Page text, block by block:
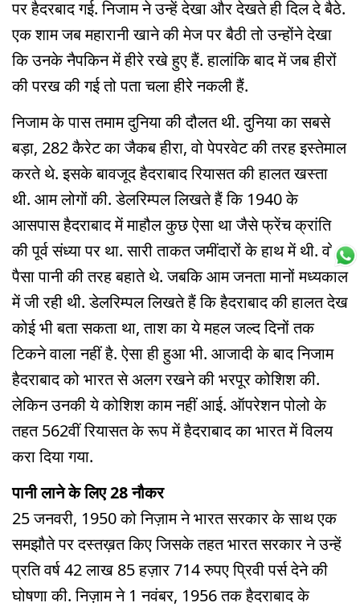
पर हैदरबाद गई. निजाम ने उन्हें देखा और देखते ही दिल दे बैठे.
एक शाम जब महारानी खाने की मेज पर बैठी तो उन्होंने देखा
कि उनके नैपकिन में हीरे रखे हुए हैं. हालांकि बाद में जब हीरों
की परख की गई तो पता चला हीरे नकली हैं.
निजाम के पास तमाम दुनिया की दौलत थी. दुनिया का सबसे
बड़ा, 282 कैरेट का जैकब हीरा, वो पेपरवेट की तरह इस्तेमाल
करते थे. इसके बावजूद हैदराबाद रियासत की हालत खस्ता
थी. आम लोगों की. डेलरिम्पल लिखते हैं कि 1940 के
आसपास हैदराबाद में माहौल कुछ ऐसा था जैसे फ्रेंच क्रांति
की पूर्व संध्या पर था. सारी ताकत जमींदारों के हाथ में थी. वो
पैसा पानी की तरह बहाते थे. जबकि आम जनता मानों मध्यकाल
में जी रही थी. डेलरिम्पल लिखते हैं कि हैदराबाद की हालत देख
कोई भी बता सकता था, ताश का ये महल जल्द दिनों तक
टिकने वाला नहीं है. ऐसा ही हुआ भी. आजादी के बाद निजाम
हैदराबाद को भारत से अलग रखने की भरपूर कोशिश की.
लेकिन उनकी ये कोशिश काम नहीं आई. ऑपरेशन पोलो के
तहत 562वीं रियासत के रूप में हैदराबाद का भारत में विलय
करा दिया गया.
पानी लाने के लिए 28 नौकर
25 जनवरी, 1950 को निज़ाम ने भारत सरकार के साथ एक
समझौते पर दस्तख़त किए जिसके तहत भारत सरकार ने उन्हें
प्रति वर्ष 42 लाख 85 हज़ार 714 रुपए प्रिवी पर्स देने की
घोषणा की. निज़ाम ने 1 नवंबर, 1956 तक हैदराबाद के